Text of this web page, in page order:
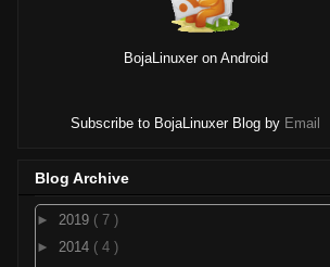
BojaLinuxer on Android
Subscribe to BojaLinuxer Blog by Email
Blog Archive
► 2019 ( 7 )
► 2014 ( 4 )